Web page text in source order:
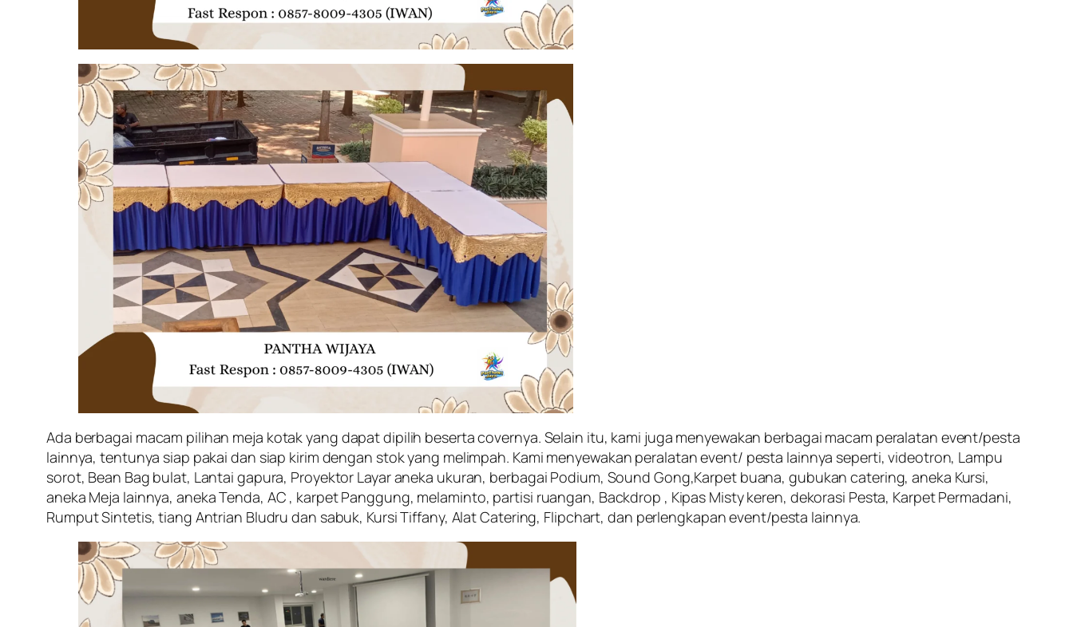
Ada berbagai macam pilihan meja kotak yang dapat dipilih beserta covernya. Selain itu, kami juga menyewakan berbagai macam peralatan event/pesta
lainnya, tentunya siap pakai dan siap kirim dengan stok yang melimpah. Kami menyewakan peralatan event/ pesta lainnya seperti, videotron, Lampu
sorot, Bean Bag bulat, Lantai gapura, Proyektor Layar aneka ukuran, berbagai Podium, Sound Gong,Karpet buana, gubukan catering, aneka Kursi,
aneka Meja lainnya, aneka Tenda, AC , karpet Panggung, melaminto, partisi ruangan, Backdrop , Kipas Misty keren, dekorasi Pesta, Karpet Permadani,
Rumput Sintetis, tiang Antrian Bludru dan sabuk, Kursi Tiffany, Alat Catering, Flipchart, dan perlengkapan event/pesta lainnya.